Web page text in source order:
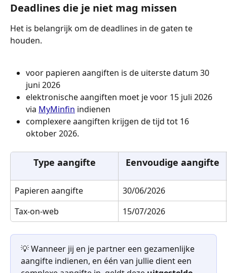
Deadlines die je niet mag missen
Het is belangrijk om de deadlines in de gaten te
houden.
voor papieren aangiften is de uiterste datum 30
juni 2026
elektronische aangiften moet je voor 15 juli 2026
via MyMinfin indienen
complexere aangiften krijgen de tijd tot 16
oktober 2026.
Type aangifte Eenvoudige aangifte
Papieren aangifte
30/06/2026
Tax-on-web
15/07/2026
💡 Wanneer jij en je partner een gezamenlijke
aangifte indienen, en één van jullie dient een